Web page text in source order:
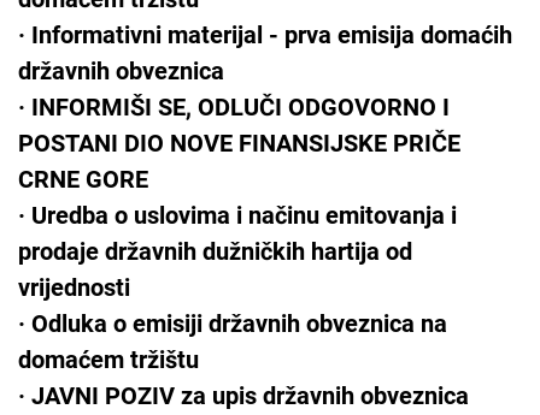
· Informativni materijal - prva emisija domaćih
državnih obveznica
· INFORMIŠI SE, ODLUČI ODGOVORNO I
POSTANI DIO NOVE FINANSIJSKE PRIČE
CRNE GORE
· Uredba o uslovima i načinu emitovanja i
prodaje državnih dužničkih hartija od
vrijednosti
· Odluka o emisiji državnih obveznica na
domaćem tržištu
· JAVNI POZIV za upis državnih obveznica